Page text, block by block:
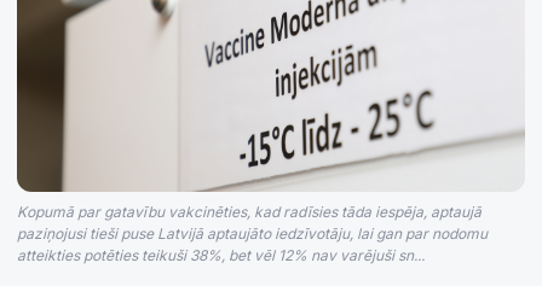
Kopumā par gatavību vakcinēties, kad radīsies tāda iespēja, aptaujā
paziņojusi tieši puse Latvijā aptaujāto iedzīvotāju, lai gan par nodomu
atteikties potēties teikuši 38%, bet vēl 12% nav varējuši sn...